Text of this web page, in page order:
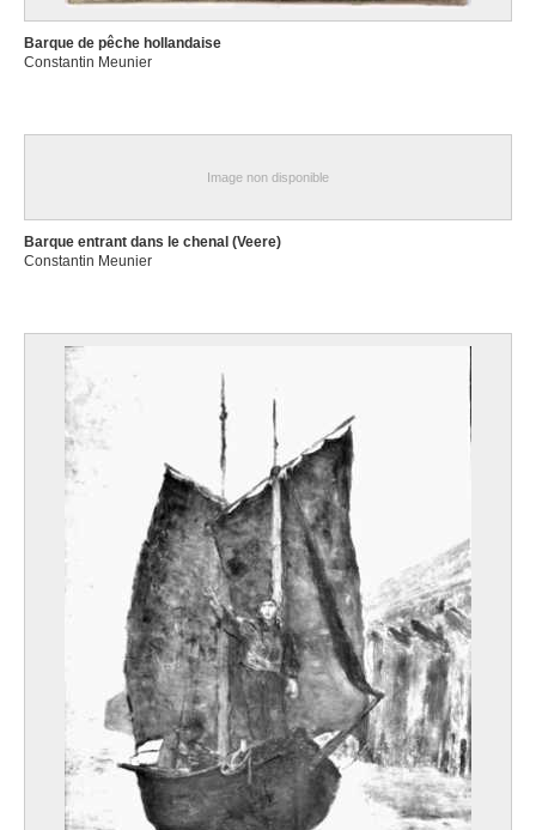
Barque de pêche hollandaise
Constantin Meunier
Image non disponible
Barque entrant dans le chenal (Veere)
Constantin Meunier